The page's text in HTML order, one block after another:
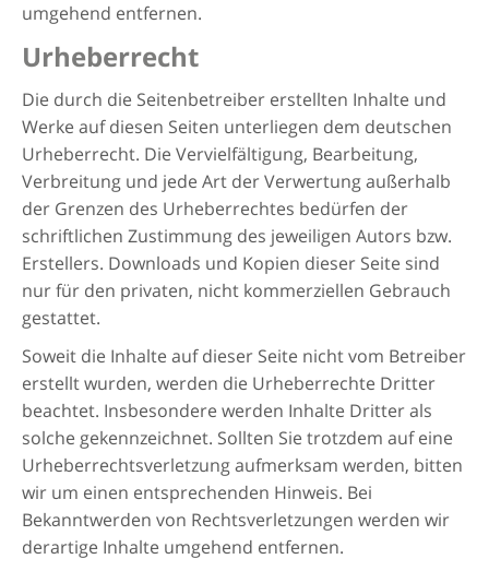
umgehend entfernen.
Urheberrecht
Die durch die Seitenbetreiber erstellten Inhalte und
Werke auf diesen Seiten unterliegen dem deutschen
Urheberrecht. Die Vervielfältigung, Bearbeitung,
Verbreitung und jede Art der Verwertung außerhalb
der Grenzen des Urheberrechtes bedürfen der
schriftlichen Zustimmung des jeweiligen Autors bzw.
Erstellers. Downloads und Kopien dieser Seite sind
nur für den privaten, nicht kommerziellen Gebrauch
gestattet.
Soweit die Inhalte auf dieser Seite nicht vom Betreiber
erstellt wurden, werden die Urheberrechte Dritter
beachtet. Insbesondere werden Inhalte Dritter als
solche gekennzeichnet. Sollten Sie trotzdem auf eine
Urheberrechtsverletzung aufmerksam werden, bitten
wir um einen entsprechenden Hinweis. Bei
Bekanntwerden von Rechtsverletzungen werden wir
derartige Inhalte umgehend entfernen.